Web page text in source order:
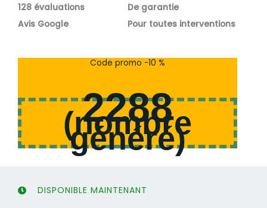
o
s
128 évaluations
Avis Google
o
s
De garantie
Pour toutes interventions
Code promo -10 %
2288
(nombre
généré)
DISPONIBLE MAINTENANT